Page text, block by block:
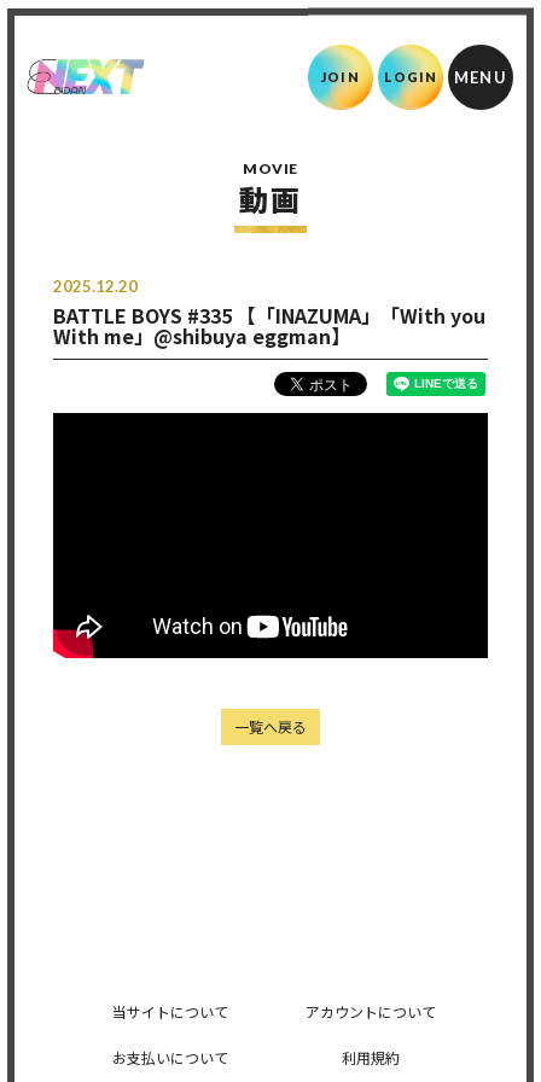
JOIN LOGIN
MOVIE
動画
2025.12.20
BATTLE BOYS #335 【「INAZUMA」「With you
With me」@shibuya eggman】
一覧へ戻る
当サイトについて アカウントについて
お支払いについて 利用規約